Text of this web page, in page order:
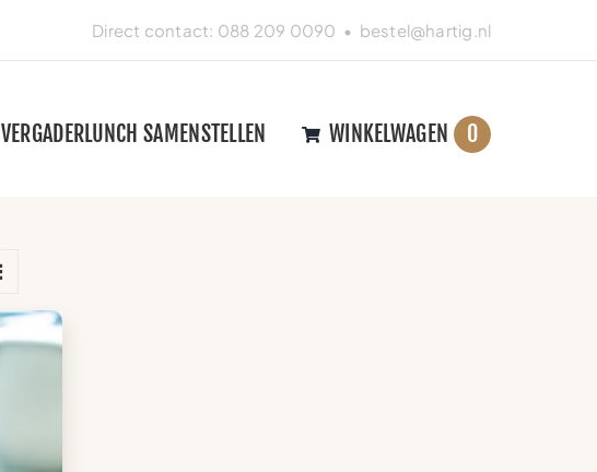
Direct contact: 088 209 0090 • bestel@hartig.nl
VERGADERLUNCH SAMENSTELLEN WINKELWAGEN 0